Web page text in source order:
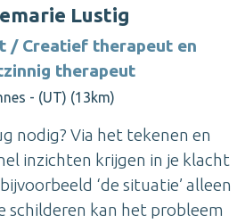
Lustig
/ Creatief therapeut en
therapeut
- (UT) (13km)
nodig? Via het tekenen en
inzichten krijgen in je klacht
‘de situatie’ alleen
schilderen kan het probleem